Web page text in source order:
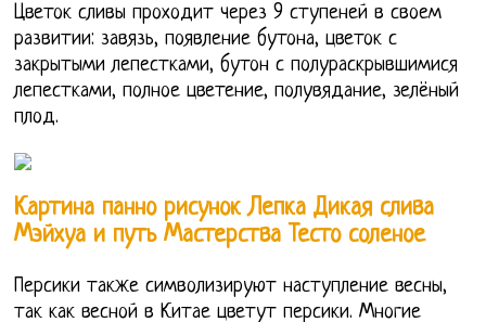
Цветок сливы проходит через 9 ступеней в своем
развитии: завязь, появление бутона, цветок с
закрытыми лепестками, бутон с полураскрывшимися
лепестками, полное цветение, полувядание, зелёный
плод.
Картина панно рисунок Лепка Дикая слива
Мэйхуа и путь Мастерства Тесто соленое
Персики также символизируют наступление весны,
так как весной в Китае цветут персики. Многие